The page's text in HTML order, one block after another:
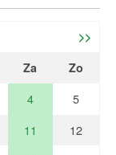
>>
Za Zo
4
5
11
12